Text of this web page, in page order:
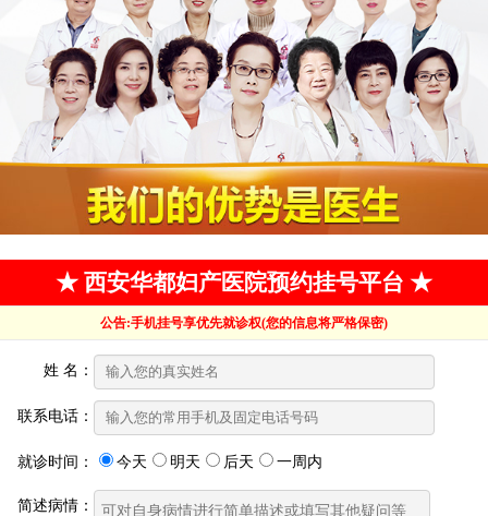
★ 西安华都妇产医院预约挂号平台 ★
公告:手机挂号享优先就诊权(您的信息将严格保密)
姓 名：
联系电话：
就诊时间： 今天 明天 后天 一周内
简述病情：